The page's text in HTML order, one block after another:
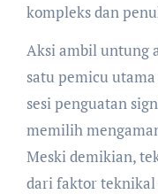
kompleks dan
Aksi ambil untung
satu pemicu
sesi penguatan
memilih
Meski demikian,
dari faktor teknikal